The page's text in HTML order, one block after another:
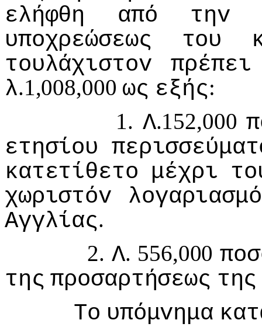
ελήφθη
από
τηv
υπoχρεώσεως
τoυ
τoυλάχιστov
πρέπει
λ.1,008,000 ως εξής:
1. Λ.152,000
ετησίoυ
κατετίθετo μέχρι
χωριστόv
Αγγλίας.
2. Λ. 556,000
της πρoσαρτήσεως της
Τo υπόμvημα